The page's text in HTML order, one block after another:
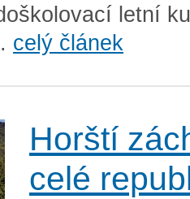
letní
celý článek
Horští
celé